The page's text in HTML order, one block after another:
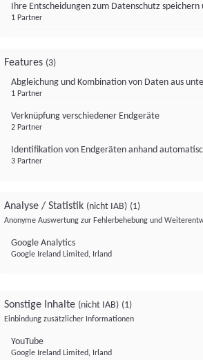
Ihre Entscheidungen zum Datenschutz
1 Partner
Features (3)
Abgleichung und Kombination von Daten aus
1 Partner
Verknüpfung verschiedener Endgeräte
2 Partner
Identifikation von Endgeräten anhand
3 Partner
Analyse / Statistik (nicht IAB) (1)
Anonyme Auswertung zur Fehlerbehebung und
Google Analytics
Google Ireland Limited, Irland
Sonstige Inhalte (nicht IAB) (1)
Einbindung zusätzlicher Informationen
YouTube
Google Ireland Limited, Irland